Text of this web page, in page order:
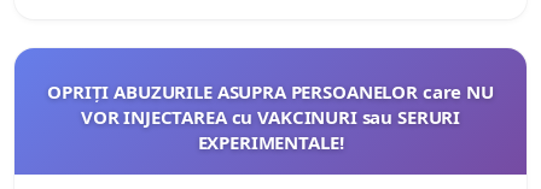
OPRIȚI ABUZURILE ASUPRA PERSOANELOR care NU
VOR INJECTAREA cu VAKCINURI sau SERURI
EXPERIMENTALE!